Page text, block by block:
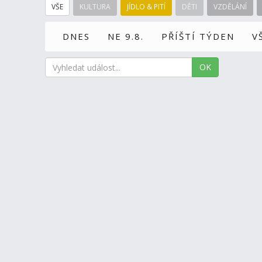
VŠE KULTURA JÍDLO & PITÍ DĚTI VZDĚLÁNÍ
DNES NE 9.8. PŘÍŠTÍ TÝDEN
OK